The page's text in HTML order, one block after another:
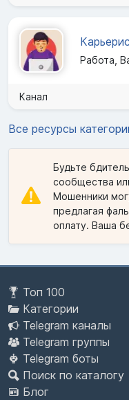
Работа,
Канал
Все ресурсы
Будьте
сообщества
Мошенники
предлагая
оплату. Ваша
Топ 100
Категории
Telegram каналы
Telegram группы
Telegram боты
Поиск по каталогу
Блог